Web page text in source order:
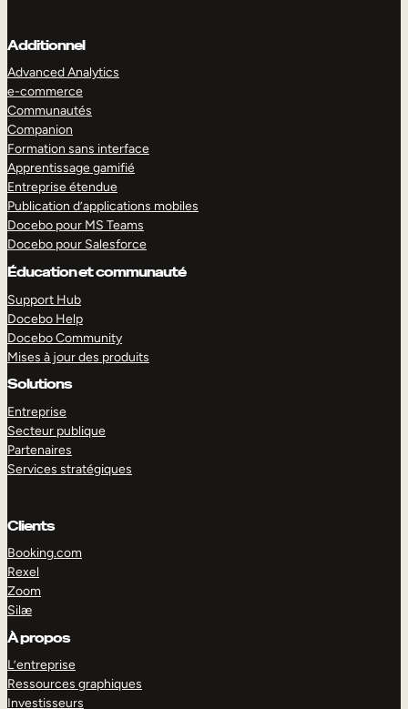
Additionnel
Advanced Analytics
e-commerce
Communautés
Companion
Formation sans interface
Apprentissage gamifié
Entreprise étendue
Publication d’applications mobiles
Docebo pour MS Teams
Docebo pour Salesforce
Éducation et communauté
Support Hub
Docebo Help
Docebo Community
Mises à jour des produits
Solutions
Entreprise
Secteur publique
Partenaires
Services stratégiques
Clients
Booking.com
Rexel
Zoom
Silæ
À propos
L’entreprise
Ressources graphiques
Investisseurs